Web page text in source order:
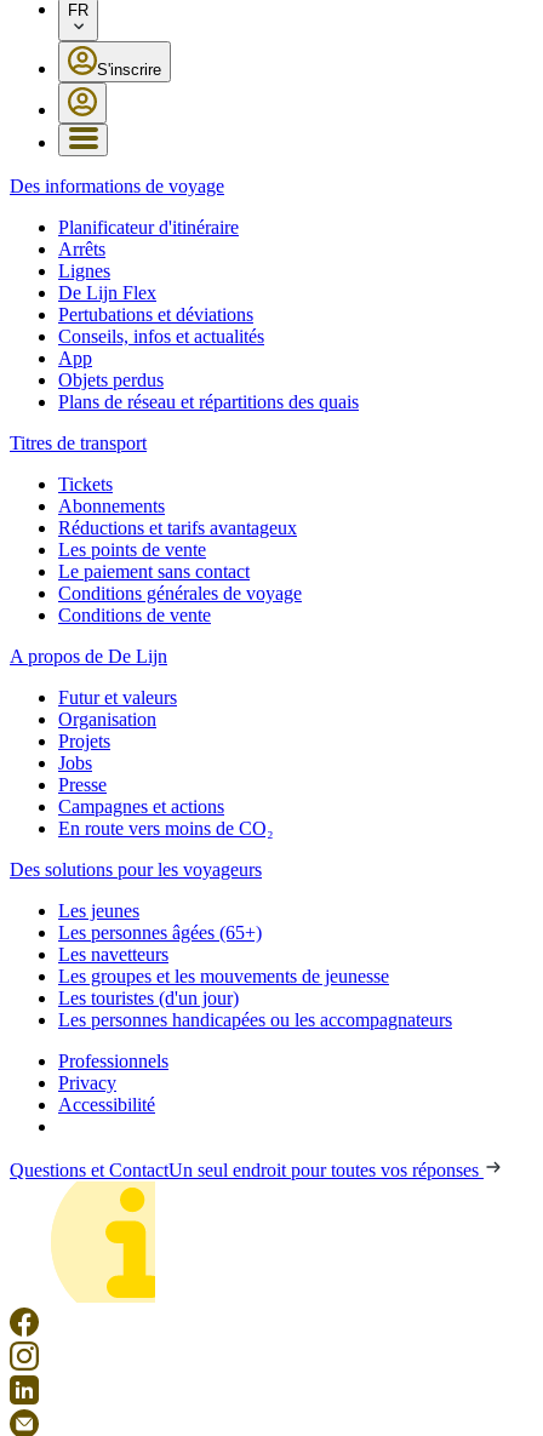
FR
S'inscrire
Des informations de voyage
Planificateur d'itinéraire
Arrêts
Lignes
De Lijn Flex
Pertubations et déviations
Conseils, infos et actualités
App
Objets perdus
Plans de réseau et répartitions des quais
Titres de transport
Tickets
Abonnements
Réductions et tarifs avantageux
Les points de vente
Le paiement sans contact
Conditions générales de voyage
Conditions de vente
A propos de De Lijn
Futur et valeurs
Organisation
Projets
Jobs
Presse
Campagnes et actions
En route vers moins de CO₂
Des solutions pour les voyageurs
Les jeunes
Les personnes âgées (65+)
Les navetteurs
Les groupes et les mouvements de jeunesse
Les touristes (d'un jour)
Les personnes handicapées ou les accompagnateurs
Professionnels
Privacy
Accessibilité
Questions et ContactUn seul endroit pour toutes vos réponses